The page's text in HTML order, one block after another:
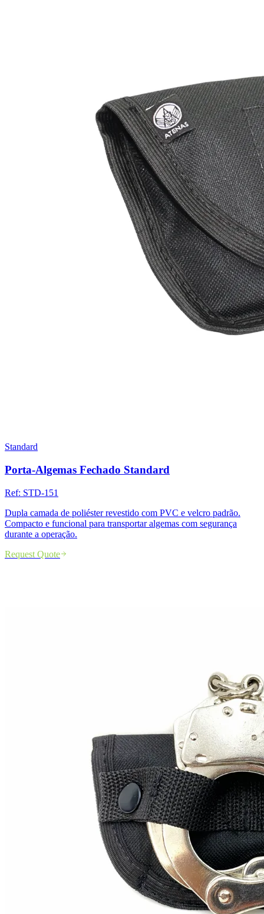
Standard
Porta-Algemas Fechado Standard
Ref: STD-151
Dupla camada de poliéster revestido com PVC e velcro padrão.
Compacto e funcional para transportar algemas com segurança
durante a operação.
Request Quote